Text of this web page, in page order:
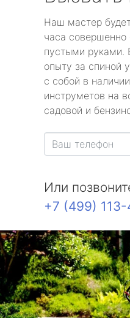
Наш мастер
часа совершенно
пустыми руками.
опыту за спиной
с собой в
инструметов на
садовой и
Или
+7 (499)